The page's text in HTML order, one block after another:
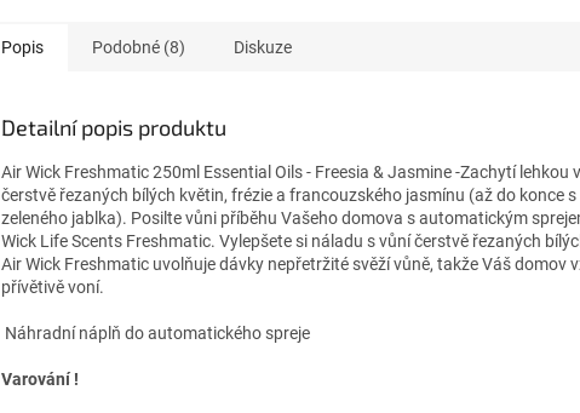
Popis Podobné (8) Diskuze
Detailní popis produktu
Air Wick Freshmatic 250ml Essential Oils - Freesia & Jasmine -Zachytí lehkou
čerstvě řezaných bílých květin, frézie a francouzského jasmínu (až do konce
zeleného jablka). Posilte vůni příběhu Vašeho domova s automatickým
Wick Life Scents Freshmatic. Vylepšete si náladu s vůní čerstvě řezaných
Air Wick Freshmatic uvolňuje dávky nepřetržité svěží vůně, takže Váš domov
přívětivě voní.
Náhradní náplň do automatického spreje
Varování !